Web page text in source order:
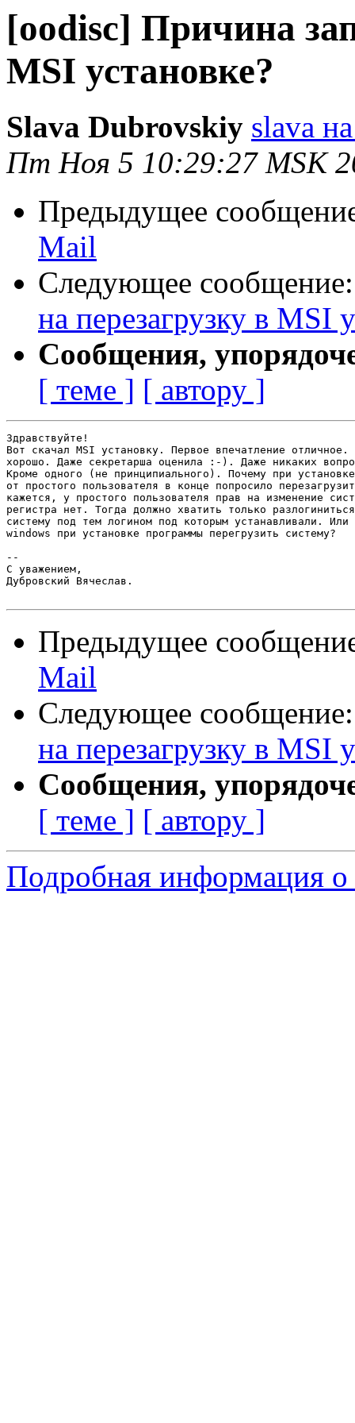
[oodisc] Причина
MSI установке?
Slava Dubrovskiy slava
Пт Ноя 5 10:29:27 MSK
Предыдущее
Mail
Следующее
на перезагрузку в MSI
Сообщения,
[ теме ] [ автору ]
Здравствуйте!
Вот скачал MSI установку. Первое впечатление
хорошо. Даже секретарша оценила :-). Даже никаких
Кроме одного (не принципиального). Почему при
от простого пользователя в конце попросило
кажется, у простого пользователя прав на изменение
регистра нет. Тогда должно хватить только
систему под тем логином под которым устанавливали.
windows при установке программы перегрузить систему?
--
С уважением,
Дубровский Вячеслав.
Предыдущее
Mail
Следующее
на перезагрузку в MSI
Сообщения,
[ теме ] [ автору ]
Подробная информация о